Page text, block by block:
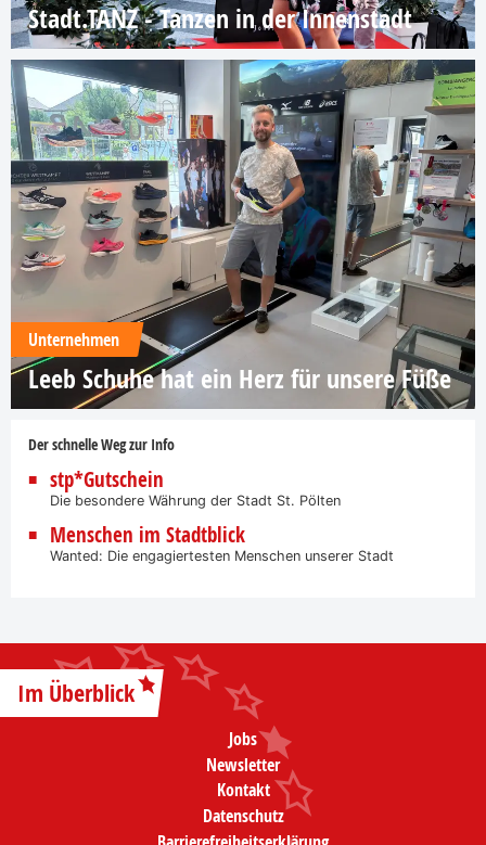
Stadt.TANZ - Tanzen in der Innenstadt
Unternehmen
Leeb Schuhe hat ein Herz für unsere Füße
Der schnelle Weg zur Info
stp*Gutschein
Die besondere Währung der Stadt St. Pölten
Menschen im Stadtblick
Wanted: Die engagiertesten Menschen unserer Stadt
Im Überblick
Jobs
Newsletter
Kontakt
Datenschutz